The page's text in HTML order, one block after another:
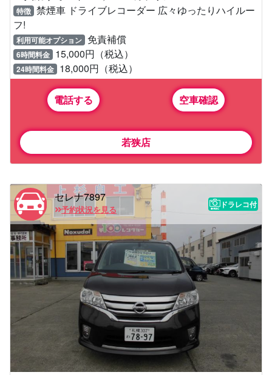
特徴 禁煙車 ドライブレコーダー 広々ゆったりハイルー
フ!
利用可能オプション 免責補償
6時間料金 15,000円（税込）
24時間料金 18,000円（税込）
電話する 空車確認
若狭店
セレナ7897
予約状況を見る
ドラレコ付